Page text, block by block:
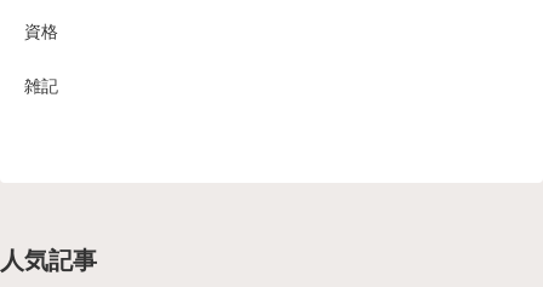
資格
雑記
人気記事